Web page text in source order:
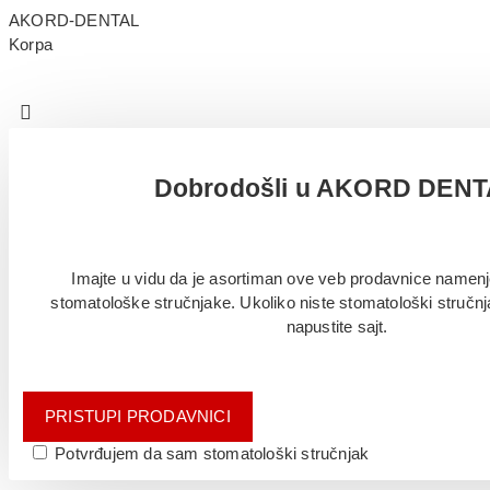
AKORD-DENTAL
Korpa
Dobrodošli u AKORD
Imajte u vidu da je asortiman ove veb prodavnice
stomatološke stručnjake. Ukoliko niste stomatološki
napustite sajt.
PRISTUPI PRODAVNICI
Potvrđujem da sam stomatološki stručnjak